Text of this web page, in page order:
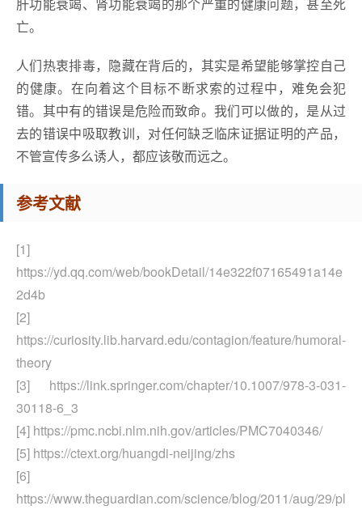
亡。
人们热衷排毒，隐藏在背后的，其实是希望能够掌控自己
的健康。在向着这个目标不断求索的过程中，难免会犯
错。其中有的错误是危险而致命。我们可以做的，是从过
去的错误中吸取教训，对任何缺乏临床证据证明的产品，
不管宣传多么诱人，都应该敬而远之。
参考文献
[1]
https://yd.qq.com/web/bookDetail/14e322f07165491a14e
2d4b
[2]
https://curiosity.lib.harvard.edu/contagion/feature/humoral-
theory
[3] https://link.springer.com/chapter/10.1007/978-3-031-
30118-6_3
[4] https://pmc.ncbi.nlm.nih.gov/articles/PMC7040346/
[5] https://ctext.org/huangdi-neijing/zhs
[6]
https://www.theguardian.com/science/blog/2011/aug/29/pl